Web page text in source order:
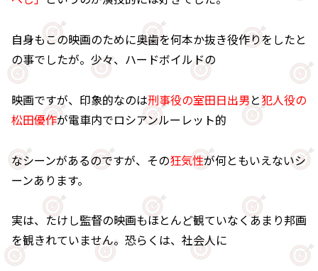
自身もこの映画のために奥歯を何本か抜き役作りをしたと
の事でしたが。少々、ハードボイルドの
映画ですが、印象的なのは刑事役の室田日出男と犯人役の
松田優作が電車内でロシアンルーレット的
なシーンがあるのですが、その狂気性が何ともいえないシ
ーンあります。
実は、たけし監督の映画もほとんど観ていなくあまり邦画
を観きれていません。恐らくは、社会人に